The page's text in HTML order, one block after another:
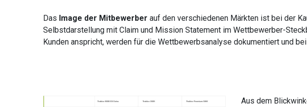
Das Image der Mitbewerber auf den verschiedenen Märkten ist bei der
Selbstdarstellung mit Claim und Mission Statement im Wettbewerber-
Kunden anspricht, werden für die Wettbewerbsanalyse dokumentiert und
Aus dem